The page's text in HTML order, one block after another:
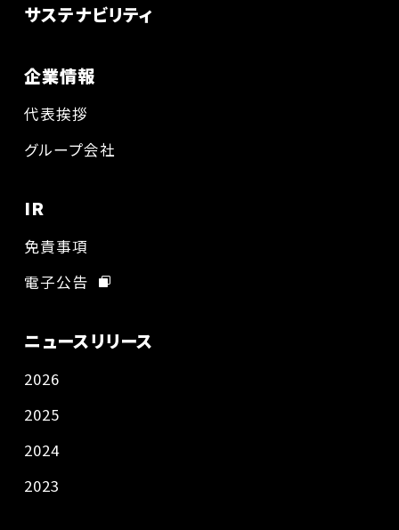
サステナビリティ
企業情報
代表挨拶
グループ会社
IR
免責事項
電子公告
ニュースリリース
2026
2025
2024
2023